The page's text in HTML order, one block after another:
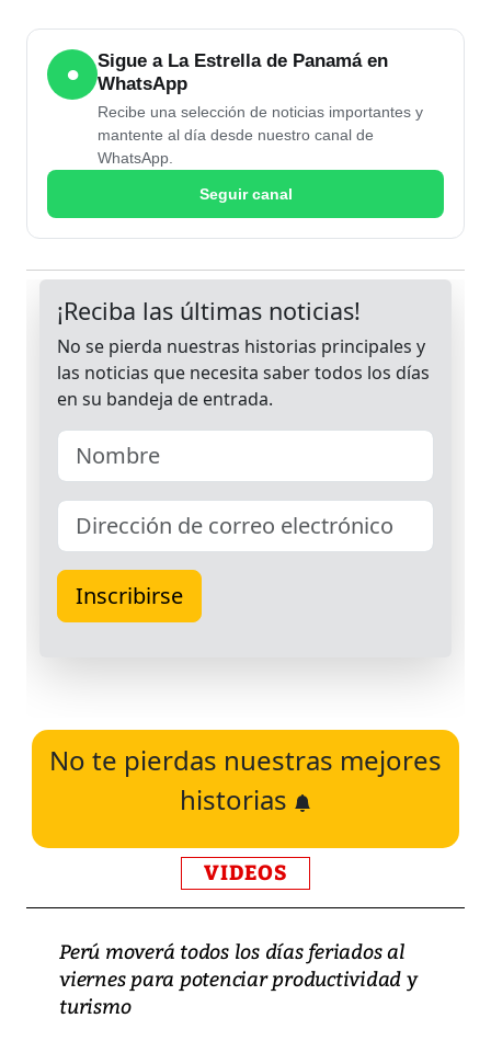
●
Sigue a La Estrella de Panamá en
WhatsApp
Recibe una selección de noticias importantes y
mantente al día desde nuestro canal de
WhatsApp.
Seguir canal
No te pierdas nuestras mejores
historias
VIDEOS
Perú moverá todos los días feriados al
viernes para potenciar productividad y
turismo